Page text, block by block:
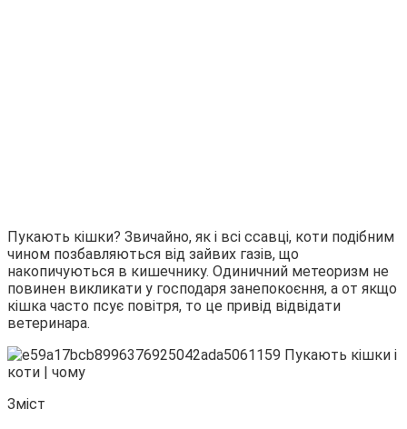
Пукають кішки? Звичайно, як і всі ссавці, коти подібним
чином позбавляються від зайвих газів, що
накопичуються в кишечнику. Одиничний метеоризм не
повинен викликати у господаря занепокоєння, а от якщо
кішка часто псує повітря, то це привід відвідати
ветеринара.
Зміст